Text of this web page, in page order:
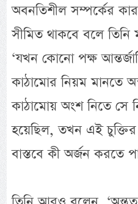
অবনতিশীল সম্পর্কের
সীমিত থাকবে বলে
‘যখন কোনো পক্ষ
কাঠামোর নিয়ম মানতে
কাঠামোয় অংশ নিতে
হয়েছিল, তখন এই
বাস্তবে কী অর্জন করতে